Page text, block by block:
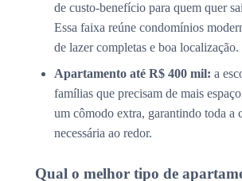
de custo-benefício para quem quer
Essa faixa reúne condomínios
de lazer completas e boa localização.
Apartamento até R$ 400 mil: a
famílias que precisam de mais
um cômodo extra, garantindo toda a
necessária ao redor.
Qual o melhor tipo de